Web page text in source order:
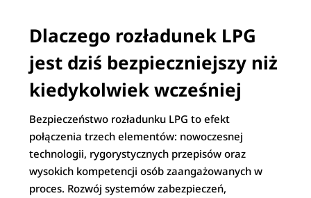
Dlaczego rozładunek LPG
jest dziś bezpieczniejszy niż
kiedykolwiek wcześniej
Bezpieczeństwo rozładunku LPG to efekt
połączenia trzech elementów: nowoczesnej
technologii, rygorystycznych przepisów oraz
wysokich kompetencji osób zaangażowanych w
proces. Rozwój systemów zabezpieczeń,